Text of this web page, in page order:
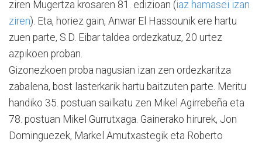
ziren Mugertza krosaren 81. edizioan (iaz hamasei izan
ziren). Eta, horiez gain, Anwar El Hassounik ere hartu
zuen parte, S.D. Eibar taldea ordezkatuz, 20 urtez
azpikoen proban.
Gizonezkoen proba nagusian izan zen ordezkaritza
zabalena, bost lasterkarik hartu baitzuten parte. Meritu
handiko 35. postuan sailkatu zen Mikel Agirrebeña eta
78. postuan Mikel Gurrutxaga. Gainerako hirurek, Jon
Dominguezek, Markel Amutxastegik eta Roberto